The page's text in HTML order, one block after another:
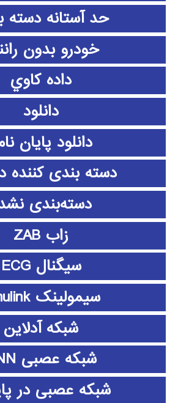
حد آستانه دسته
خودرو بدون
داده كاوي
دانلود
دانلود پايان
دسته بندی کننده
دسته‌بندی
زاب ZAB
سیگنال ECG
سیمولینک simulink
شبکه آدلاین
شبکه عصبی CNN
شبکه عصبی در